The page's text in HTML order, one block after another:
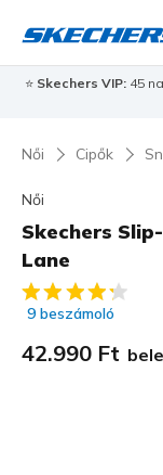
⭐ Skechers VIP:45
Női Cipők
Női
Skechers
Lane
3,4 az 5-ből
9 beszámoló
42.990 Ft